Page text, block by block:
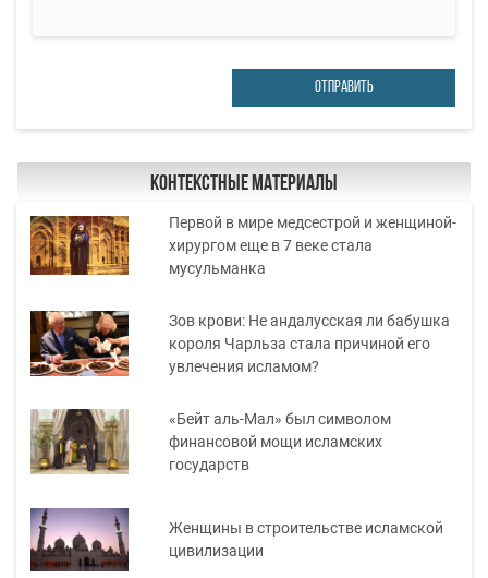
ОТПРАВИТЬ
Контекстные материалы
Первой в мире медсестрой и женщиной-
хирургом еще в 7 веке стала
мусульманка
Зов крови: Не андалусская ли бабушка
короля Чарльза стала причиной его
увлечения исламом?
«Бейт аль-Мал» был символом
финансовой мощи исламских
государств
Женщины в строительстве исламской
цивилизации